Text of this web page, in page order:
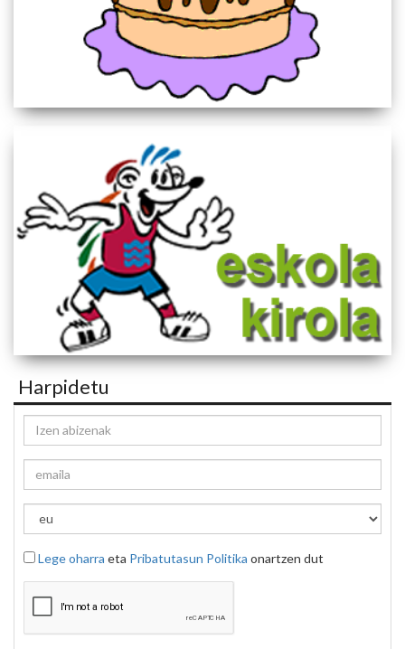
Harpidetu
Lege oharra eta Pribatutasun Politika onartzen dut